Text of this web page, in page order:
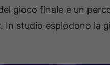
gioco finale e un
. In studio esplodono la